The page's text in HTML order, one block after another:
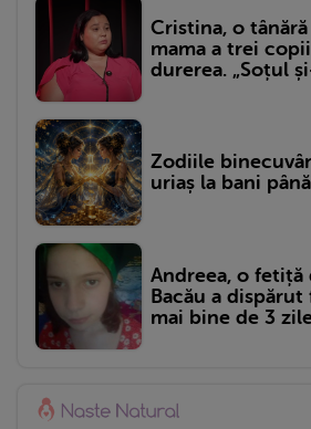
Cristina, o
mama a trei
durerea. „Soțul
Zodiile
uriaș la bani
Andreea, o fetiță
Bacău a dispărut
mai bine de 3